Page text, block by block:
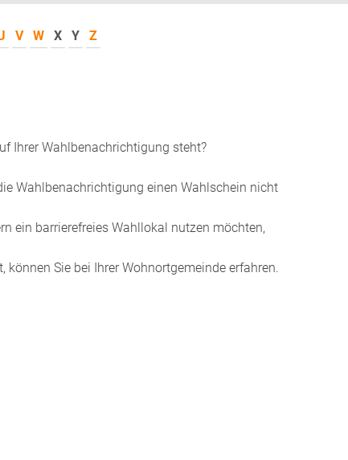
V W X Y Z
Ihrer Wahlbenachrichtigung steht?
Wahlbenachrichtigung einen Wahlschein nicht
ein barrierefreies Wahllokal nutzen möchten,
Sie bei Ihrer Wohnortgemeinde erfahren.